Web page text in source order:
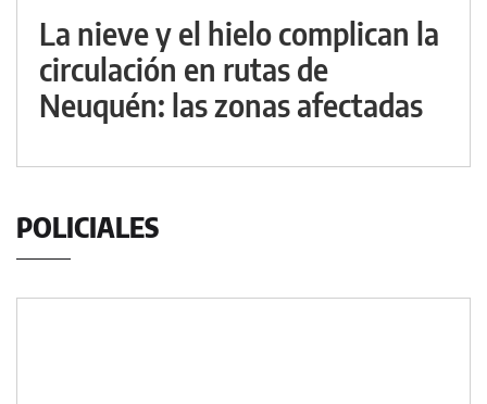
La nieve y el hielo complican la
circulación en rutas de
Neuquén: las zonas afectadas
POLICIALES